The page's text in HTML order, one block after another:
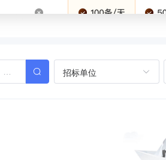
招标单位